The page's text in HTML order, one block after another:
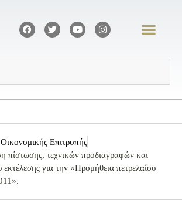
Επιτροπής
πίστωσης, τεχνικών προδιαγραφών και
για την «Προμήθεια πετρελαίου